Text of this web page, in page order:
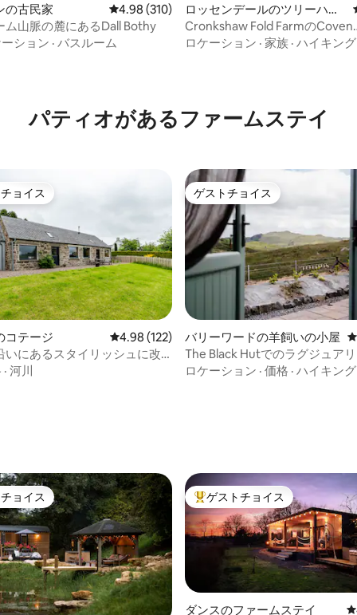
の古民家 レビュー310件、5つ星中4.98つ星の平均評価
4.98 (310)
ム山脈の麓にあるDall Bothy
ション · バスルーム
ロッセンデールのツリーハウ
ス
Cronkshaw Fold FarmのCoven
Treehouse
ロケーション · 家族 · ハイキング
パティオがあるファームステイ
ストチョイスです。
ョイス
コテージ レビュー122件、5つ星中4.98つ星の平均評価
4.98 (122)
いにあるスタイリッシュに改
屋
· 河川
ゲストチョイス
ゲストチョイス
バリーワードの羊飼いの小屋
The Black Hutでのラグジュア
隠れ家
ロケーション · 価格 · ハイキング
ストチョイスです。
ョイス 大好評のゲストチョイスです。
ゲストチョイス
ダンスのファームステイ